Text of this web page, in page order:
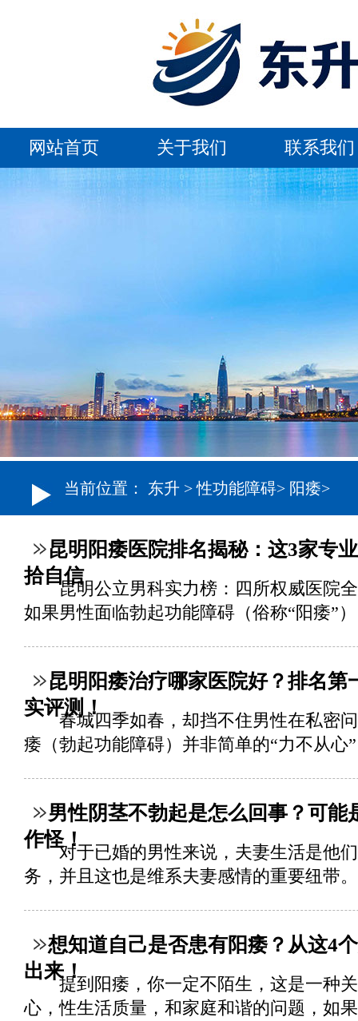
网站首页 关于我们 联系我们
当前位置： 东升 >性功能障碍> 阳痿>
昆明阳痿医院排名揭秘：这3家专
拾自信
昆明公立男科实力榜：四所权威医院
如果男性面临勃起功能障碍（俗称“阳痿”
昆明阳痿治疗哪家医院好？排名第
实评测！
春城四季如春，却挡不住男性在私密
痿（勃起功能障碍）并非简单的“力不从心
男性阴茎不勃起是怎么回事？可能
作怪！
对于已婚的男性来说，夫妻生活是他
务，并且这也是维系夫妻感情的重要纽带
想知道自己是否患有阳痿？从这4
出来！
提到阳痿，你一定不陌生，这是一种
心，性生活质量，和家庭和谐的问题，如